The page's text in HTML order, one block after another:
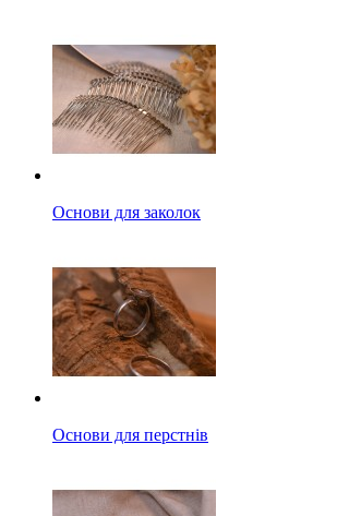
Основи для заколок
Основи для перстнів